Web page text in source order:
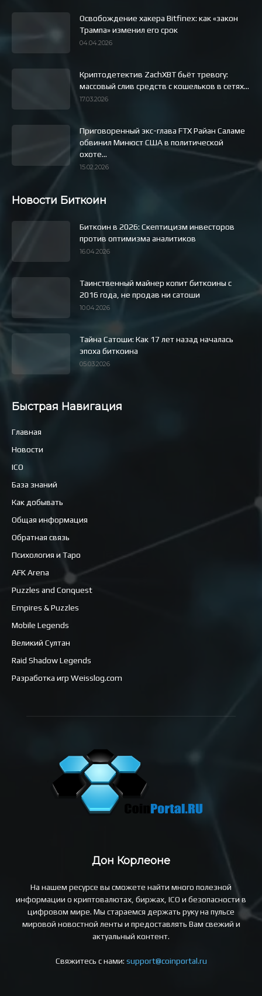
Освобождение хакера Bitfinex: как «закон
Трампа» изменил его срок
04.04.2026
Криптодетектив ZachXBT бьёт тревогу:
массовый слив средств с кошельков в сетях...
17.03.2026
Приговоренный экс-глава FTX Райан Саламе
обвинил Минюст США в политической
охоте...
15.02.2026
Новости Биткоин
Биткоин в 2026: Скептицизм инвесторов
против оптимизма аналитиков
16.04.2026
Таинственный майнер копит биткоины с
2016 года, не продав ни сатоши
10.04.2026
Тайна Сатоши: Как 17 лет назад началась
эпоха биткоина
05.03.2026
Быстрая Навигация
Главная
Новости
ICO
База знаний
Как добывать
Общая информация
Обратная связь
Психология и Таро
AFK Arena
Puzzles and Conquest
Empires & Puzzles
Mobile Legends
Великий Султан
Raid Shadow Legends
Разработка игр Weisslog.com
Дон Корлеоне
На нашем ресурсе вы сможете найти много полезной
информации о криптовалютах, биржах, ICO и безопасности в
цифровом мире. Мы стараемся держать руку на пульсе
мировой новостной ленты и предоставлять Вам свежий и
актуальный контент.
Свяжитесь с нами: support@coinportal.ru